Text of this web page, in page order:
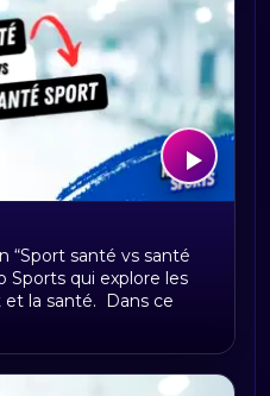
SPORT
“Sport santé vs santé
Sports qui explore les
la santé. Dans ce